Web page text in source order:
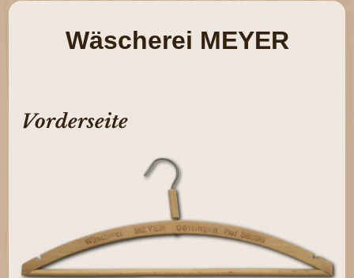
Wäscherei MEYER
Vorderseite